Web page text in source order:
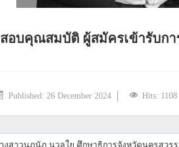
อบคุณสมบัติ ผู้สมัครเข้ารับก
Published: 26 December 2024 Hits: 1108
างสาวนภนัฏ นวลใย ศึกษาธิการจังหวัดนครส